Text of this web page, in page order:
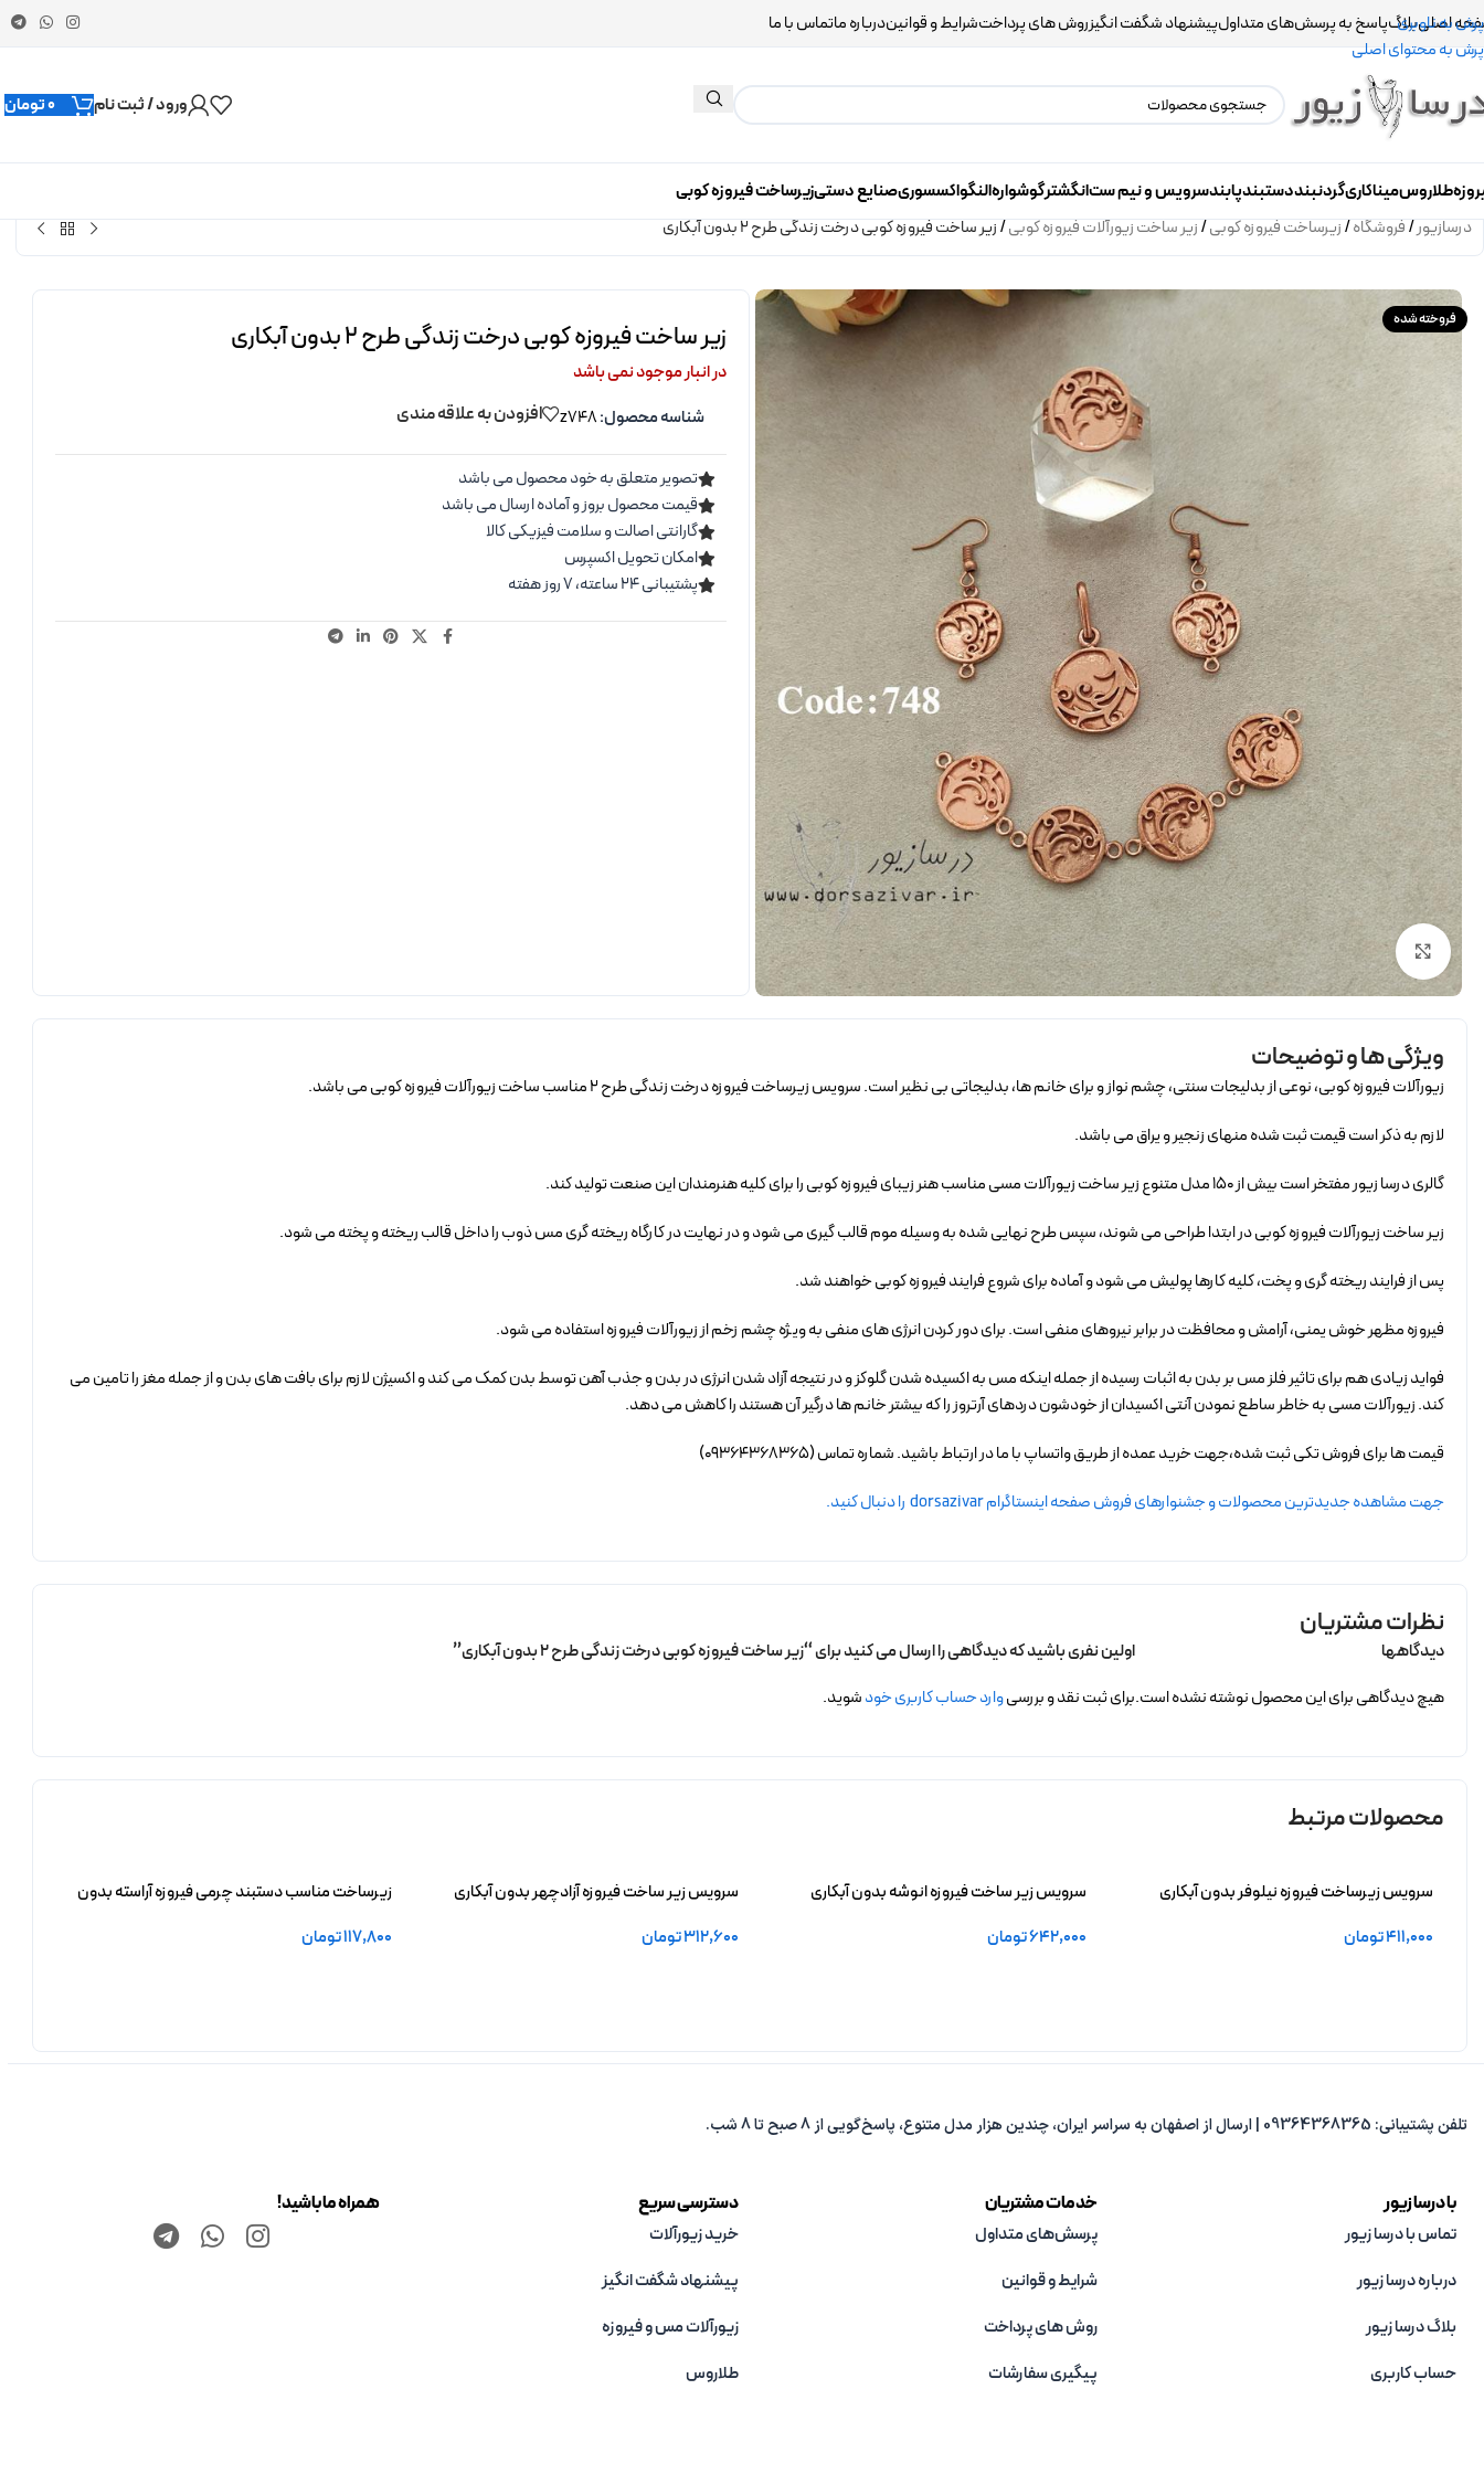
پرش به ناوبری
پرش به محتوای اصلی
اصلیبلاگپاسخ به پرسش‌های متداولپیشنهاد شگفت انگیزروش های پرداختشرایط و قوانیندرباره ماتماس با ما
ورود / ثبت نام 0تومان
طلاروسمیناکاریگردنبنددستبندپابندسرویس و نیم ستانگشترگوشوارهالنگواکسسوریصنایع دستیزیرساخت فیروزه کوبی
درسازیور/فروشگاه/زیرساخت فیروزه کوبی/زیر ساخت زیورآلات فیروزه کوبی/زیر ساخت فیروزه کوبی درخت زندگی طرح 2 بدون آبکاری
فروخته شده
برای بزرگنمایی کلیک کنید
زیر ساخت فیروزه کوبی درخت زندگی طرح 2 بدون آبکاری
در انبار موجود نمی باشد
شناسه محصول:z748 افزودن به علاقه مندی
تصویر متعلق به خود محصول می باشد
قیمت محصول بروز و آماده ارسال می باشد
گارانتی اصالت و سلامت فیزیکی کالا
امکان تحویل اکسپرس
پشتیبانی ۲۴ ساعته، ۷ روز هفته
ویژگی ها و توضیحات
زیورآلات فیروزه کوبی، نوعی از بدلیجات سنتی، چشم نواز و برای خانم ها، بدلیجاتی بی نظیر است. سرویس زیرساخت فیروزه درخت زندگی طرح 2 مناسب ساخت زیورآلات فیروزه کوبی می باشد.
لازم به ذکر است قیمت ثبت شده منهای زنجیر و یراق می باشد.
گالری درسا زیور مفتخر است بیش از 150 مدل متنوع زیر ساخت زیورآلات مسی مناسب هنر زیبای فیروزه کوبی را برای کلیه هنرمندان این صنعت تولید کند.
زیر ساخت زیورآلات فیروزه کوبی در ابتدا طراحی می شوند، سپس طرح نهایی شده به وسیله موم قالب گیری می شود و در نهایت در کارگاه ریخته گری مس ذوب را داخل قالب ریخته و پخته می شود.
پس از فرایند ریخته گری و پخت، کلیه کارها پولیش می شود و آماده برای شروع فرایند فیروزه کوبی خواهند شد.
فیروزه مظهر خوش یمنی، آرامش و محافظت در برابر نیروهای منفی است. برای دور کردن انرژی های منفی به ویژه چشم زخم از زیورآلات فیروزه استفاده می شود.
فواید زیادی هم برای تاثیر فلز مس بر بدن به اثبات رسیده از جمله اینکه مس به اکسیده شدن گلوکز و در نتیجه آزاد شدن انرژی در بدن و جذب آهن توسط بدن کمک می کند و اکسیژن لازم برای بافت های بدن و از جمله مغز را تامین می
کند. زیورآلات مسی به خاطر ساطع نمودن آنتی اکسیدان از خودشون دردهای آرتروز را که بیشتر خانم ها درگیر آن هستند را کاهش می دهد.
قیمت ها برای فروش تکی ثبت شده،جهت خرید عمده از طریق واتساپ با ما در ارتباط باشید. شماره تماس (09364368365)
جهت مشاهده جدیدترین محصولات و جشنوارهای فروش صفحه اینستاگرام dorsazivar را دنبال کنید.
نظرات مشتریان
دیدگاهها
هیچ دیدگاهی برای این محصول نوشته نشده است.
اولین نفری باشید که دیدگاهی را ارسال می کنید برای “زیر ساخت فیروزه کوبی درخت زندگی طرح 2 بدون آبکاری”
برای ثبت نقد و بررسیوارد حساب کاربری خودشوید.
محصولات مرتبط
سرویس زیرساخت فیروزه نیلوفر بدون آبکاری
411,000تومان
سرویس زیر ساخت فیروزه انوشه بدون آبکاری
642,000تومان
سرویس زیر ساخت فیروزه آزادچهر بدون آبکاری
312,600تومان
زیرساخت مناسب دستبند چرمی فیروزه آراسته بدون
117,800تومان
تلفن پشتیبانی: 09364368365 | ارسال از اصفهان به سراسر ایران، چندین هزار مدل متنوع، پاسخ‌گویی از 8 صبح تا 8 شب.
با درسا زیور
تماس با درسا زیور
درباره درسا زیور
بلاگ درسا زیور
حساب کاربری
خدمات مشتریان
پرسش‌های متداول
شرایط و قوانین
روش های پرداخت
پیگیری سفارشات
دسترسی سریع
خرید زیورآلات
پیشنهاد شگفت انگیز
زیورآلات مس و فیروزه‌
طلاروس
همراه ما باشید!